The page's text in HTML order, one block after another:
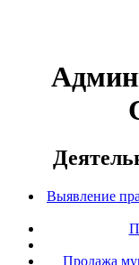
Выявление
Продажа